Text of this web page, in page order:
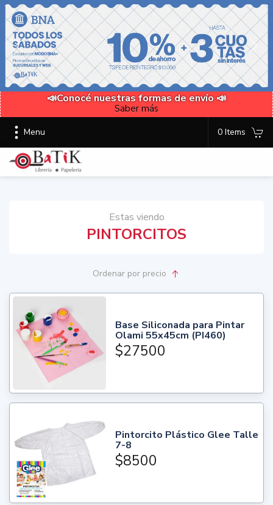
📣Conocé nuestras formas de envío 📣
Saber más
Menu 0 Items
Estas viendo
PINTORCITOS
Ordenarpor precio
Base Siliconada para Pintar
Olami 55x45cm (PI460)
$27500
Pintorcito Plástico Glee Talle
7-8
$8500